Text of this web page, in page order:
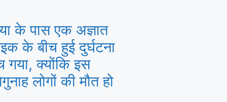
के पास एक अज्ञात
के बीच हुई दुर्घटना
क्योंकि इस
लोगों की मौत हो